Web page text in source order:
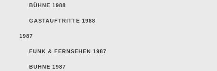
BÜHNE 1988
GASTAUFTRITTE 1988
1987
FUNK & FERNSEHEN 1987
BÜHNE 1987